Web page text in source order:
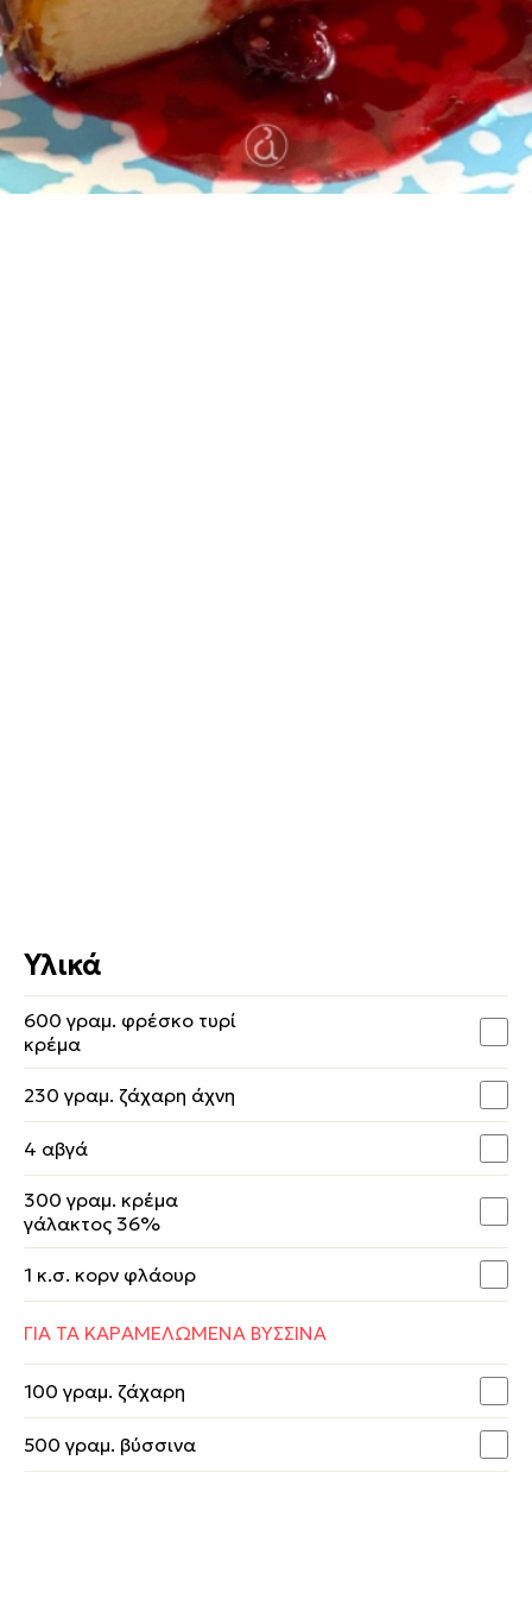
Δύσκολη 0:55
8 5 λεπτά 50 λεπτά
Υλικά
600 γραμ. φρέσκο τυρί
κρέμα
230 γραμ. ζάχαρη άχνη
4 αβγά
300 γραμ. κρέμα
γάλακτος 36%
1 κ.σ. κορν φλάουρ
ΓΙΑ ΤΑ ΚΑΡΑΜΕΛΩΜΕΝΑ ΒΥΣΣΙΝΑ
100 γραμ. ζάχαρη
500 γραμ. βύσσινα